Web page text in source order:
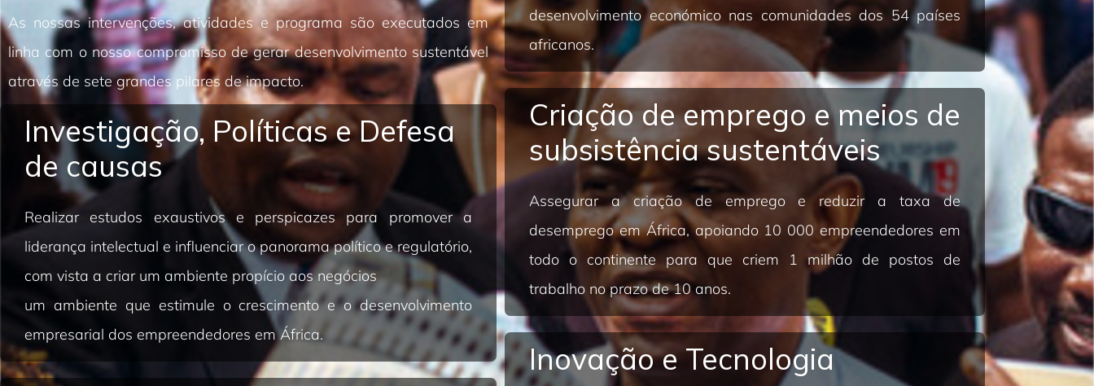
As nossas intervenções, atividades e programa são executados em
linha com o nosso compromisso de gerar desenvolvimento sustentável
através de sete grandes pilares de impacto.
Investigação, Políticas e Defesa
de causas
Realizar estudos exaustivos e perspicazes para promover a
liderança intelectual e influenciar o panorama político e regulatório,
com vista a criar um ambiente propício aos negócios
um ambiente que estimule o crescimento e o desenvolvimento
empresarial dos empreendedores em África.
desenvolvimento económico nas comunidades dos 54 países
africanos.
Criação de emprego e meios de
subsistência sustentáveis
Assegurar a criação de emprego e reduzir a taxa de
desemprego em África, apoiando 10 000 empreendedores em
todo o continente para que criem 1 milhão de postos de
trabalho no prazo de 10 anos.
Inovação e Tecnologia